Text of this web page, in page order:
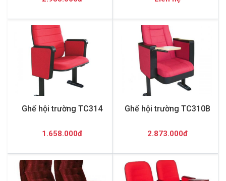
Ghế hội trường TC314
1.658.000đ
Ghế hội trường TC310B
2.873.000đ